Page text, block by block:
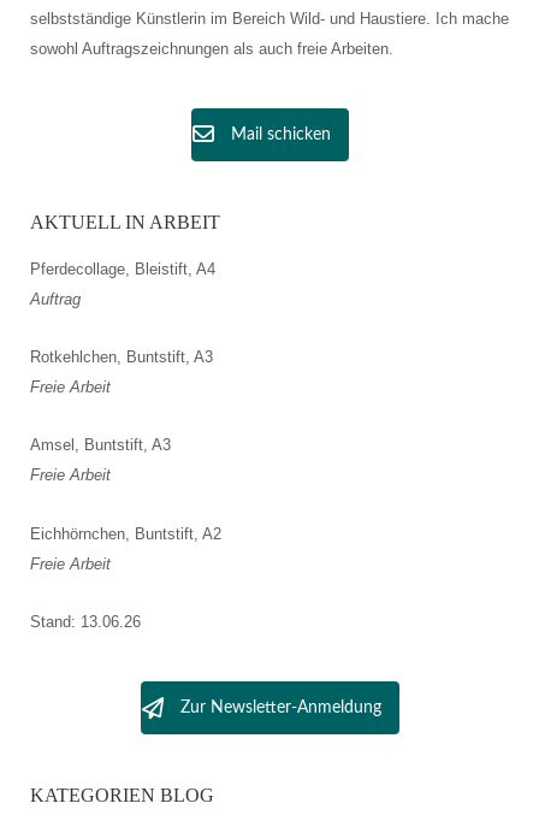
selbstständige Künstlerin im Bereich Wild- und Haustiere. Ich mache
sowohl Auftragszeichnungen als auch freie Arbeiten.
Mail schicken
AKTUELL IN ARBEIT
Pferdecollage, Bleistift, A4
Auftrag
Rotkehlchen, Buntstift, A3
Freie Arbeit
Amsel, Buntstift, A3
Freie Arbeit
Eichhörnchen, Buntstift, A2
Freie Arbeit
Stand: 13.06.26
Zur Newsletter-Anmeldung
KATEGORIEN BLOG